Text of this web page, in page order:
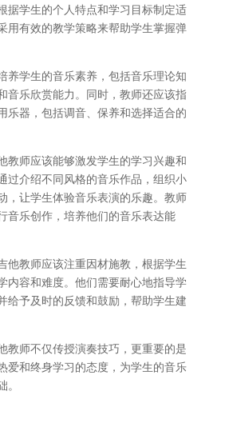
据学生的个人特点和学习目标制定适
用有效的教学策略来帮助学生掌握弹
养学生的音乐素养，包括音乐理论知
音乐欣赏能力。同时，教师还应该指
乐器，包括调音、保养和选择适合的
教师应该能够激发学生的学习兴趣和
过介绍不同风格的音乐作品，组织小
，让学生体验音乐表演的乐趣。教师
音乐创作，培养他们的音乐表达能
他教师应该注重因材施教，根据学生
内容和难度。他们需要耐心地指导学
给予及时的反馈和鼓励，帮助学生建
教师不仅传授演奏技巧，更重要的是
爱和终身学习的态度，为学生的音乐